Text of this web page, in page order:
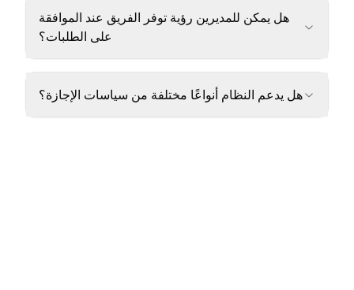
هل يمكن للمديرين رؤية توفر الفريق عند الموافقة
على الطلبات؟
هل يدعم النظام أنواعًا مختلفة من سياسات الإجازة؟